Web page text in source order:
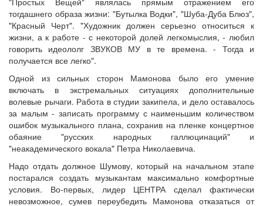
тогдашнего образа жизни: "Бутылка Водки", "Шуба-Дуба Блюз",
"Красный Черт". "Художник должен серьезно относиться к
жизни, а к работе - с некоторой долей легкомыслия, - любил
говорить идеололг ЗВУКОВ МУ в те времена. - Тогда и
получается все легко".
Одной из сильных сторон Мамонова было его умение
включать в экстремальных ситуациях дополнительные
волевые рычаги. Работа в студии закипела, и дело оставалось
за малым - записать программу с наименьшим количеством
ошибок музыкального плана, сохранив на пленке концертное
обаяние "русских народных галлюцинаций" и
"неакадемического вокала" Петра Николаевича.
Надо отдать должное Шумову, который на начальном этапе
постарался создать музыкантам максимально комфортные
условия. Во-первых, лидер ЦЕНТРА сделал фактически
невозможное, сумев переубедить Мамонова отказаться от